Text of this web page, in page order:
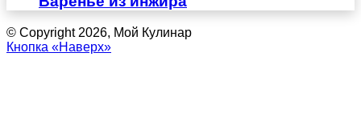
© Copyright 2026, Мой Кулинар
Кнопка «Наверх»